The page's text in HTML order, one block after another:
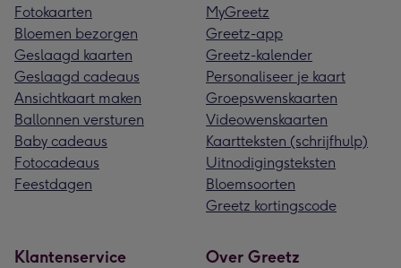
Fotokaarten
Bloemen bezorgen
Geslaagd kaarten
Geslaagd cadeaus
Ansichtkaart maken
Ballonnen versturen
Baby cadeaus
Fotocadeaus
Feestdagen
MyGreetz
Greetz-app
Greetz-kalender
Personaliseer je kaart
Groepswenskaarten
Videowenskaarten
Kaartteksten (schrijfhulp)
Uitnodigingsteksten
Bloemsoorten
Greetz kortingscode
Klantenservice Over Greetz